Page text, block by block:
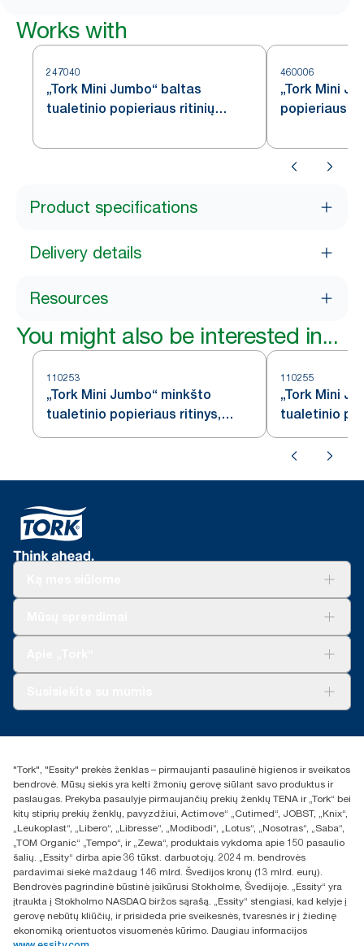
Works with
247040
„Tork Mini Jumbo“ baltas
tualetinio popieriaus ritinių
460006
„Tork Mini
popieriaus
Product specifications
Delivery details
Resources
You might also be interested in...
110253
„Tork Mini Jumbo“ minkšto
tualetinio popieriaus ritinys,
baltas, T2
110255
„Tork Mini
tualetinio
baltas, T2
+370 5 268 3455
UAB Essity Lithuania
Naugarduko g. 98
LT-03160 Vilnius, Lietuva
"Tork", "Essity" prekės ženklas – pirmaujanti pasaulinė higienos ir sveikatos
bendrovė. Mūsų siekis yra kelti žmonių gerovę siūlant savo produktus ir
paslaugas. Prekyba pasaulyje pirmaujančių prekių ženklų TENA ir „Tork“ bei
kitų stiprių prekių ženklų, pavyzdžiui, Actimove“ „Cutimed“, JOBST, „Knix“,
„Leukoplast“, „Libero“, „Libresse“, „Modibodi“, „Lotus“, „Nosotras“, „Saba“,
„TOM Organic“ „Tempo“, ir „Zewa“, produktais vykdoma apie 150 pasaulio
šalių. „Essity“ dirba apie 36 tūkst. darbuotojų. 2024 m. bendrovės
pardavimai siekė maždaug 146 mlrd. Švedijos kronų (13 mlrd. eurų).
Bendrovės pagrindinė būstinė įsikūrusi Stokholme, Švedijoje. „Essity“ yra
įtraukta į Stokholmo NASDAQ biržos sąrašą. „Essity“ stengiasi, kad kelyje į
gerovę nebūtų kliūčių, ir prisideda prie sveikesnės, tvaresnės ir į žiedinę
ekonomiką orientuotos visuomenės kūrimo. Daugiau informacijos